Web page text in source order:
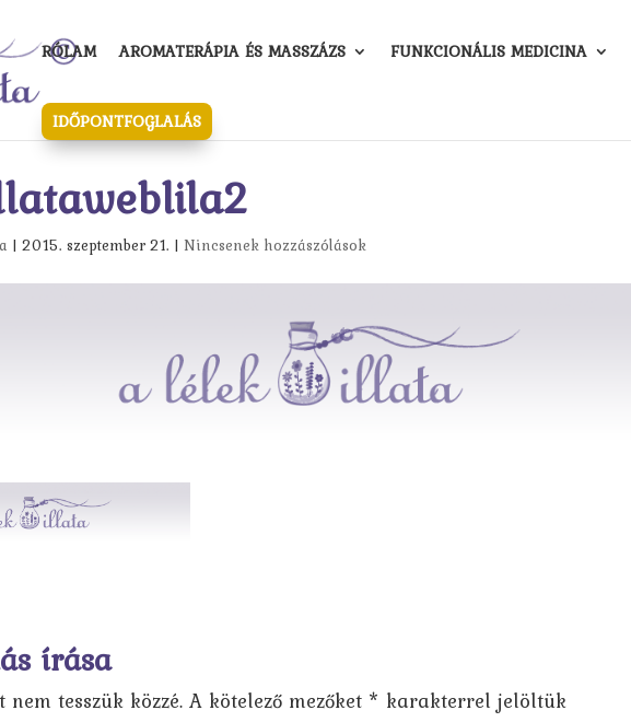
RÓLAM AROMATERÁPIA ÉS MASSZÁZS FUNKCIONÁLIS MEDICINA
IDŐPONTFOGLALÁS
|2015. szeptember 21. | Nincsenek hozzászólások
írása
tesszük közzé. A kötelező mezőket * karakterrel jelöltük